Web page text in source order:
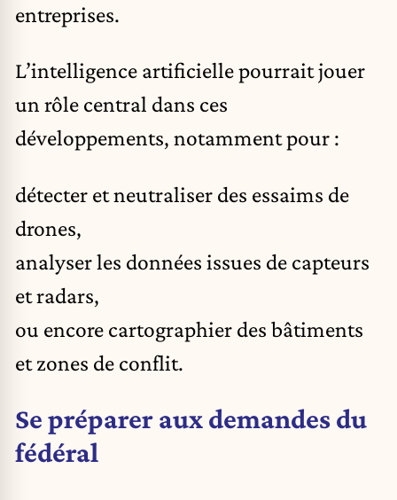
entreprises.
L’intelligence artificielle pourrait jouer
un rôle central dans ces
développements, notamment pour :
détecter et neutraliser des essaims de
drones,
analyser les données issues de capteurs
et radars,
ou encore cartographier des bâtiments
et zones de conflit.
Se préparer aux demandes du
fédéral